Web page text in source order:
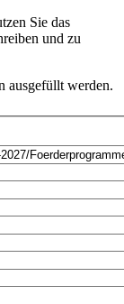
Sie das
und zu
ausgefüllt werden.